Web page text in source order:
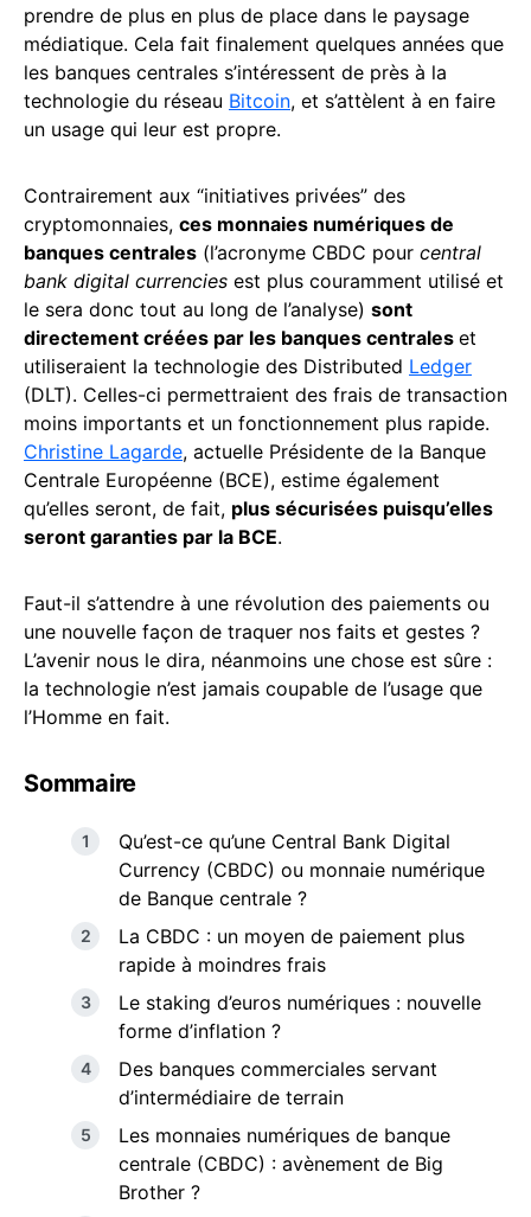
prendre de plus en plus de place dans le paysage
médiatique. Cela fait finalement quelques années que
les banques centrales s’intéressent de près à la
technologie du réseau Bitcoin, et s’attèlent à en faire
un usage qui leur est propre.
Contrairement aux “initiatives privées” des
cryptomonnaies, ces monnaies numériques de
banques centrales (l’acronyme CBDC pour central
bank digital currencies est plus couramment utilisé et
le sera donc tout au long de l’analyse) sont
directement créées par les banques centrales et
utiliseraient la technologie des Distributed Ledger
(DLT). Celles-ci permettraient des frais de transaction
moins importants et un fonctionnement plus rapide.
Christine Lagarde, actuelle Présidente de la Banque
Centrale Européenne (BCE), estime également
qu’elles seront, de fait, plus sécurisées puisqu’elles
seront garanties par la BCE.
Faut-il s’attendre à une révolution des paiements ou
une nouvelle façon de traquer nos faits et gestes ?
L’avenir nous le dira, néanmoins une chose est sûre :
la technologie n’est jamais coupable de l’usage que
l’Homme en fait.
Sommaire
Qu’est-ce qu’une Central Bank Digital
Currency (CBDC) ou monnaie numérique
de Banque centrale ?
La CBDC : un moyen de paiement plus
rapide à moindres frais
Le staking d’euros numériques : nouvelle
forme d’inflation ?
Des banques commerciales servant
d’intermédiaire de terrain
Les monnaies numériques de banque
centrale (CBDC) : avènement de Big
Brother ?